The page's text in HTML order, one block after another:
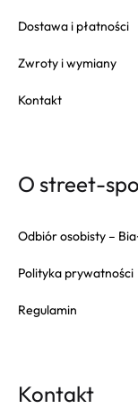
Dostawa i płatności
Zwroty i wymiany
Kontakt
O street-
Odbiór osobisty –
Polityka prywatności
Regulamin
Kontakt